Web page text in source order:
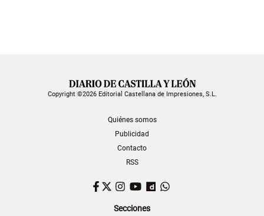
Copyright ©2026 Editorial Castellana de Impresiones, S.L.
Quiénes somos
Publicidad
Contacto
RSS
Facebook
TwitterInstagram
YouTubeDailymotion
Secciones